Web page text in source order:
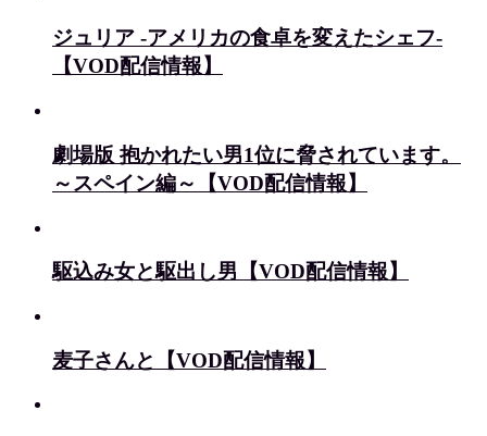
ジュリア -アメリカの食卓を変えたシェフ-
【VOD配信情報】
劇場版 抱かれたい男1位に脅されています。
～スペイン編～【VOD配信情報】
駆込み女と駆出し男【VOD配信情報】
麦子さんと【VOD配信情報】